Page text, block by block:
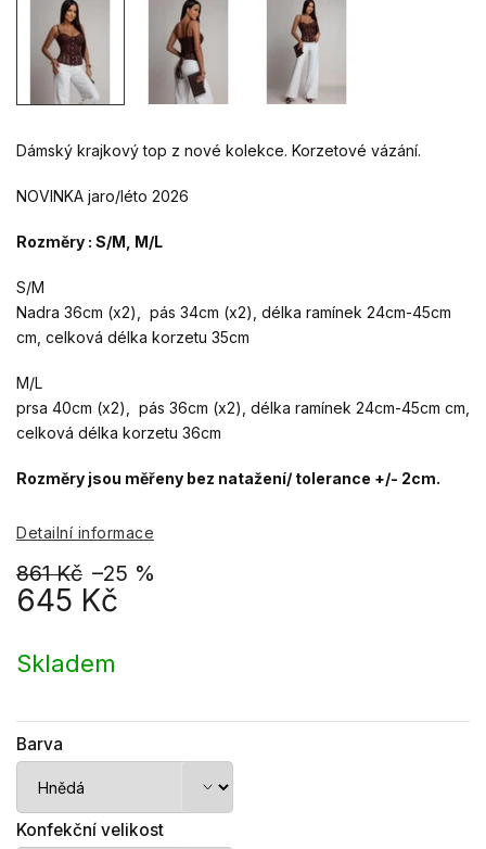
861 Kč –25 %
645 Kč
cena:
Skladem
Barva
Konfekční velikost
Dámský krajkový top z nové kolekce. Korzetové vázání.
NOVINKA jaro/léto 2026
Rozměry : S/M, M/L
S/M
Nadra 36cm (x2), pás 34cm (x2), délka ramínek 24cm-45cm
cm, celková délka korzetu 35cm
M/L
prsa 40cm (x2), pás 36cm (x2), délka ramínek 24cm-45cm cm,
celková délka korzetu 36cm
Rozměry jsou měřeny bez natažení/ tolerance +/- 2cm.
Detailní informace